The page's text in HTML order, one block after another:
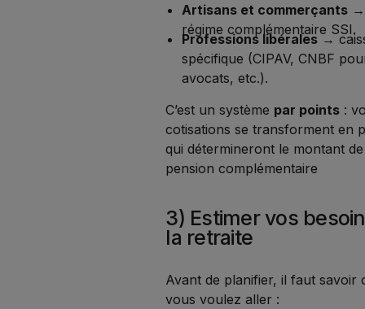
Artisans et commerçants→
régime complémentaire SSI.
Professions libérales→
spécifique (CIPAV, CNBF
avocats, etc.).
C’est un système par points :
cotisations se transforment en
qui détermineront le montant
pension complémentaire
3) Estimer vos
la retraite
Avant de planifier, il faut savoir
vous voulez aller :